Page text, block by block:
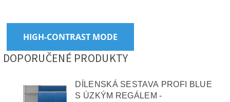
HIGH-CONTRAST MODE
DOPORUČENÉ PRODUKTY
DÍLENSKÁ SESTAVA PROFI BLUE
S ÚZKÝM REGÁLEM -